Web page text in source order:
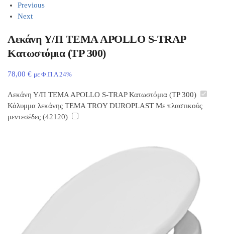
Previous
Next
Λεκάνη Υ/Π TEMA APOLLO S-TRAP
Κατωστόμια (TP 300)
78,00 € με Φ.Π.Α 24%
Λεκάνη Υ/Π TEMA APOLLO S-TRAP Κατωστόμια (TP 300)
Κάλυμμα λεκάνης TEMA TROY DUROPLAST Με πλαστικούς
μεντεσέδες (42120)